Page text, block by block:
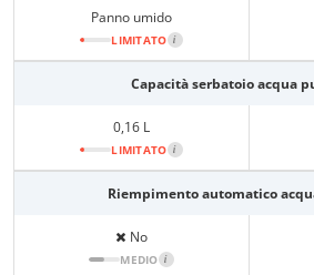
Panno umido
LIMITATO i
Capacità serbatoio acqua
0,16 L
LIMITATO i
Riempimento automatico
No
MEDIO i